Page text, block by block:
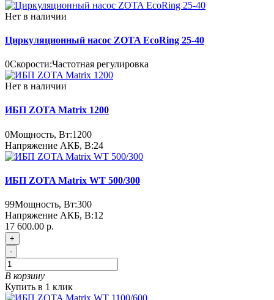
Нет в наличии
Циркуляционный насос ZOTA EcoRing 25-40
0Скорости:Частотная регулировка
Нет в наличии
ИБП ZOTA Matrix 1200
0Мощность, Вт:1200
Напряжение АКБ, В:24
ИБП ZOTA Matrix WT 500/300
99Мощность, Вт:300
Напряжение АКБ, В:12
17 600.00 р.
+
-
В корзину
Купить в 1 клик